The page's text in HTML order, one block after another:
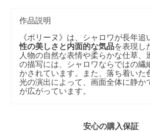
作品説明
《ポリーヌ》は、シャロワが長年追
性の美しさと内面的な気品を表現し
人物の自然な表情や柔らかな仕草、
の描写には、シャロワならではの繊
かされています。また、落ち着いた
光の演出によって、画面全体に静か
が広がっています。
安心の購入保証